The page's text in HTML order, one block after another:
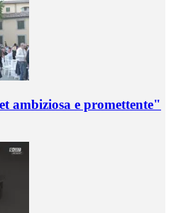
ambiziosa e promettente"